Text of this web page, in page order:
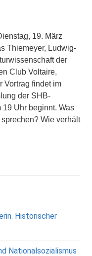
19. März
Thiemeyer, Ludwig-
der
Club Voltaire,
Vortrag findet im
der SHB-
19 Uhr beginnt. Was
Wie verhält
Historischer
Nationalsozialismus